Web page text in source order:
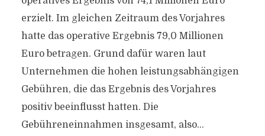
erzielt. Im gleichen Zeitraum des Vorjahres
hatte das operative Ergebnis 79,0 Millionen
Euro betragen. Grund dafür waren laut
Unternehmen die hohen leistungsabhängigen
Gebühren, die das Ergebnis des Vorjahres
positiv beeinflusst hatten. Die
Gebühreneinnahmen insgesamt, also...